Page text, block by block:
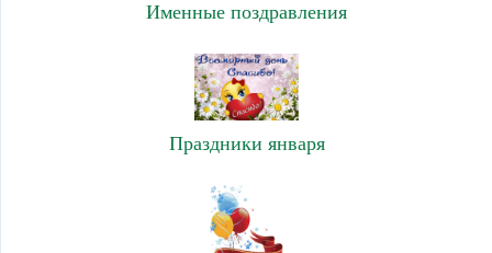
Именные поздравления
Праздники января